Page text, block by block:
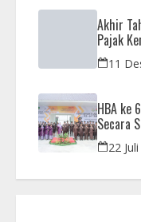
Akhir
Pajak
Desember
11
HBA ke
Secara
22